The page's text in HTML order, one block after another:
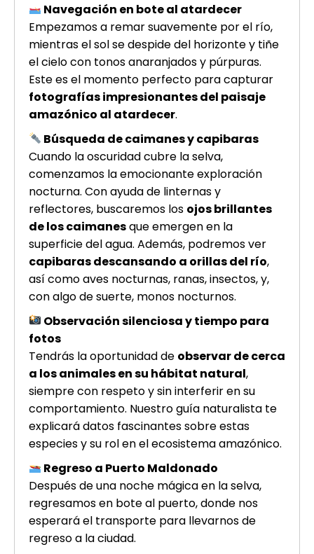
Navegación en bote al atardecer
Empezamos a remar suavemente por el río,
mientras el sol se despide del horizonte y tiñe
el cielo con tonos anaranjados y púrpuras.
Este es el momento perfecto para capturar
fotografías impresionantes del paisaje
amazónico al atardecer.
Búsqueda de caimanes y capibaras
Cuando la oscuridad cubre la selva,
comenzamos la emocionante exploración
nocturna. Con ayuda de linternas y
reflectores, buscaremos los ojos brillantes
de los caimanesque emergen en la
superficie del agua. Además, podremos ver
capibaras descansando a orillas del río,
así como aves nocturnas, ranas, insectos, y,
con algo de suerte, monos nocturnos.
Observación silenciosa y tiempo para
fotos
Tendrás la oportunidad de observar de cerca
a los animales en su hábitat natural,
siempre con respeto y sin interferir en su
comportamiento. Nuestro guía naturalista te
explicará datos fascinantes sobre estas
especies y su rol en el ecosistema amazónico.
Regreso a Puerto Maldonado
Después de una noche mágica en la selva,
regresamos en bote al puerto, donde nos
esperará el transporte para llevarnos de
regreso a la ciudad.